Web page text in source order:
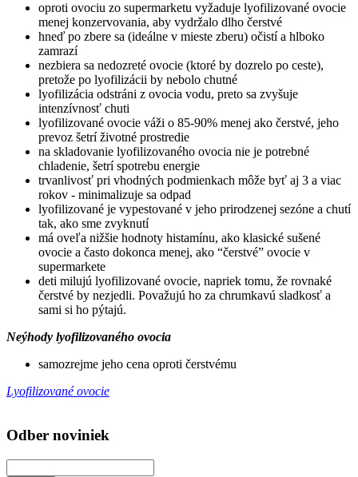
oproti ovociu zo supermarketu vyžaduje lyofilizované ovocie
menej konzervovania, aby vydržalo dlho čerstvé
hneď po zbere sa (ideálne v mieste zberu) očistí a hlboko
zamrazí
nezbiera sa nedozreté ovocie (ktoré by dozrelo po ceste),
pretože po lyofilizácii by nebolo chutné
lyofilizácia odstráni z ovocia vodu, preto sa zvyšuje
intenzívnosť chuti
lyofilizované ovocie váži o 85-90% menej ako čerstvé, jeho
prevoz šetrí životné prostredie
na skladovanie lyofilizovaného ovocia nie je potrebné
chladenie, šetrí spotrebu energie
trvanlivosť pri vhodných podmienkach môže byť aj 3 a viac
rokov - minimalizuje sa odpad
lyofilizované je vypestované v jeho prirodzenej sezóne a chutí
tak, ako sme zvyknutí
má oveľa nižšie hodnoty histamínu, ako klasické sušené
ovocie a často dokonca menej, ako “čerstvé” ovocie v
supermarkete
deti milujú lyofilizované ovocie, napriek tomu, že rovnaké
čerstvé by nezjedli. Považujú ho za chrumkavú sladkosť a
sami si ho pýtajú.
Neýhody lyofilizovaného ovocia
samozrejme jeho cena oproti čerstvému
Lyofilizované ovocie
Odber noviniek